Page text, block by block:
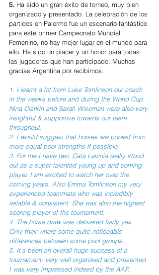
5. Ha sido un gran éxito de torneo, muy bien
organizado y presentado. La celebración de los
partidos en Palermo fue un escenario fantástico
para este primer Campeonato Mundial
Femenino, no hay mejor lugar en el mundo para
ello. Ha sido un placer y un honor para todas
las jugadoras que han participado. Muchas
gracias Argentina por recibirnos.
1. I learnt a lot from Luke Tomlinson our coach
in the weeks before and during the World Cup.
Nina Clarkin and Sarah Wiseman were also very
insightful & supportive towards our team
throughout.
2. I would suggest that horses are pooled from
more equal pool strengths if possible.
3. For me I have two, Cata Lavinia really stood
out as a super talented young up and coming
player. I am excited to watch her over the
coming years. Also Emma Tomlinson my very
experienced teammate who was incredibly
reliable & consistent. She was also the highest
scoring player of the tournament.
4. The horse draw was delivered fairly yes.
Only their where some quite noticeable
differences between some pool groups.
5. It’s been an overall huge success of a
tournament, very well organised and presented
I was very impressed indeed by the AAP.